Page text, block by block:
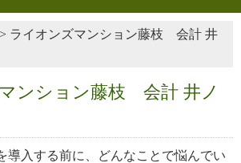
> ライオンズマンション藤枝 会計 井
ンション藤枝 会計 井ノ
導入する前に、どんなことで悩んでい